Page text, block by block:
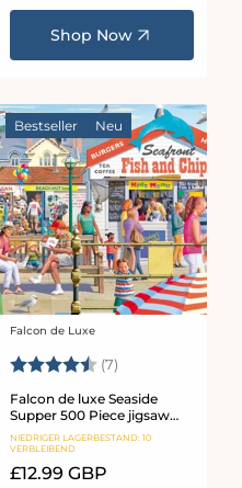
Preis
Shop Now
Bestseller Neu
Anbieter:
Falcon de Luxe
Bewertung:(7)
Falcon de luxe Seaside
Supper 500 Piece jigsaw
Puzzle
NIEDRIGER LAGERBESTAND: 10
VERBLEIBEND
Normaler
£12.99 GBP